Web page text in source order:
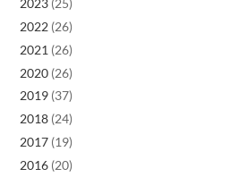
2023 (25)
2022 (26)
2021 (26)
2020 (26)
2019 (37)
2018 (24)
2017 (19)
2016 (20)